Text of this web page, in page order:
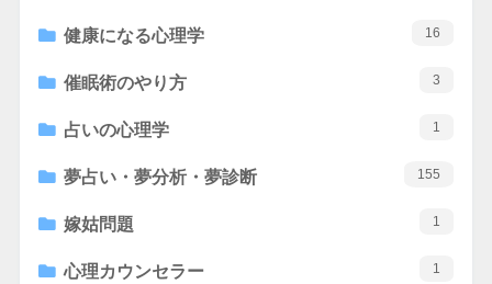
健康になる心理学 16
催眠術のやり方 3
占いの心理学 1
夢占い・夢分析・夢診断 155
嫁姑問題 1
心理カウンセラー 1